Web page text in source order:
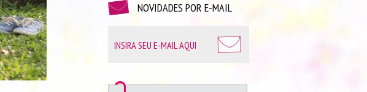
NOVIDADES POR E-MAIL